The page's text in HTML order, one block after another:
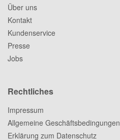
Über uns
Kontakt
Kundenservice
Presse
Jobs
Rechtliches
Impressum
Allgemeine Geschäftsbedingungen
Erklärung zum Datenschutz